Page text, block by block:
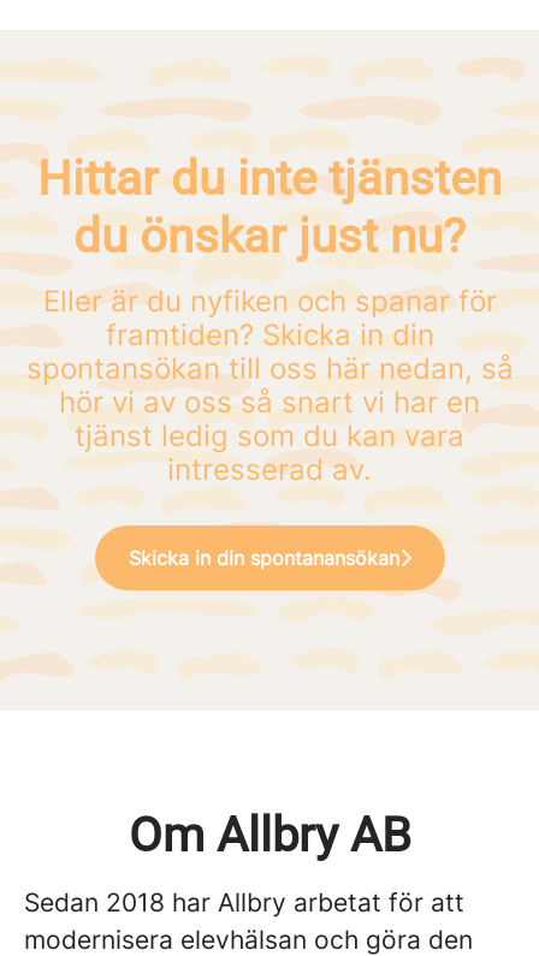
Hittar du inte tjänsten
du önskar just nu?
Eller är du nyfiken och spanar för
framtiden? Skicka in din
spontansökan till oss här nedan, så
hör vi av oss så snart vi har en
tjänst ledig som du kan vara
intresserad av.
Skicka in din spontanansökan
Om Allbry AB
Sedan 2018 har Allbry arbetat för att
modernisera elevhälsan och göra den